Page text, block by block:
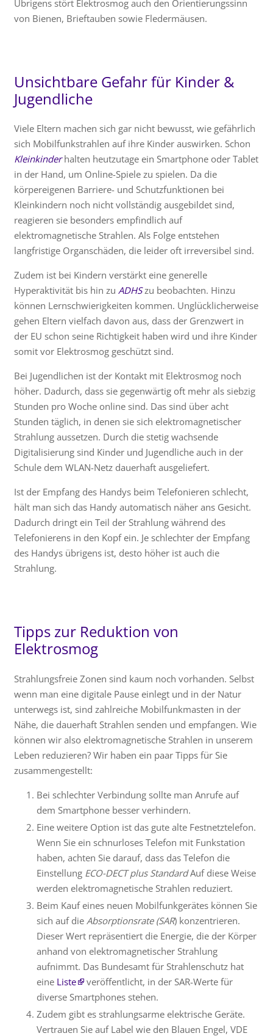
Übrigens stört Elektrosmog auch den Orientierungssinn
von Bienen, Brieftauben sowie Fledermäusen.
Unsichtbare Gefahr für Kinder &
Jugendliche
Viele Eltern machen sich gar nicht bewusst, wie gefährlich
sich Mobilfunkstrahlen auf ihre Kinder auswirken. Schon
Kleinkinderhalten heutzutage ein Smartphone oder Tablet
in der Hand, um Online-Spiele zu spielen. Da die
körpereigenen Barriere- und Schutzfunktionen bei
Kleinkindern noch nicht vollständig ausgebildet sind,
reagieren sie besonders empfindlich auf
elektromagnetische Strahlen. Als Folge entstehen
langfristige Organschäden, die leider oft irreversibel sind.
Zudem ist bei Kindern verstärkt eine generelle
Hyperaktivität bis hin zu ADHSzu beobachten. Hinzu
können Lernschwierigkeiten kommen. Unglücklicherweise
gehen Eltern vielfach davon aus, dass der Grenzwert in
der EU schon seine Richtigkeit haben wird und ihre Kinder
somit vor Elektrosmog geschützt sind.
Bei Jugendlichen ist der Kontakt mit Elektrosmog noch
höher. Dadurch, dass sie gegenwärtig oft mehr als siebzig
Stunden pro Woche online sind. Das sind über acht
Stunden täglich, in denen sie sich elektromagnetischer
Strahlung aussetzen. Durch die stetig wachsende
Digitalisierung sind Kinder und Jugendliche auch in der
Schule dem WLAN-Netz dauerhaft ausgeliefert.
Ist der Empfang des Handys beim Telefonieren schlecht,
hält man sich das Handy automatisch näher ans Gesicht.
Dadurch dringt ein Teil der Strahlung während des
Telefonierens in den Kopf ein. Je schlechter der Empfang
des Handys übrigens ist, desto höher ist auch die
Strahlung.
Tipps zur Reduktion von
Elektrosmog
Strahlungsfreie Zonen sind kaum noch vorhanden. Selbst
wenn man eine digitale Pause einlegt und in der Natur
unterwegs ist, sind zahlreiche Mobilfunkmasten in der
Nähe, die dauerhaft Strahlen senden und empfangen. Wie
können wir also elektromagnetische Strahlen in unserem
Leben reduzieren? Wir haben ein paar Tipps für Sie
zusammengestellt:
Bei schlechter Verbindung sollte man Anrufe auf
dem Smartphone besser verhindern.
Eine weitere Option ist das gute alte Festnetztelefon.
Wenn Sie ein schnurloses Telefon mit Funkstation
haben, achten Sie darauf, dass das Telefon die
Einstellung ECO-DECT plus StandardAuf diese Weise
werden elektromagnetische Strahlen reduziert.
Beim Kauf eines neuen Mobilfunkgerätes können Sie
sich auf die Absorptionsrate (SAR) konzentrieren.
Dieser Wert repräsentiert die Energie, die der Körper
anhand von elektromagnetischer Strahlung
aufnimmt. Das Bundesamt für Strahlenschutz hat
eine Liste
veröffentlicht, in der SAR-Werte für
diverse Smartphones stehen.
Zudem gibt es strahlungsarme elektrische Geräte.
Vertrauen Sie auf Label wie den Blauen Engel, VDE